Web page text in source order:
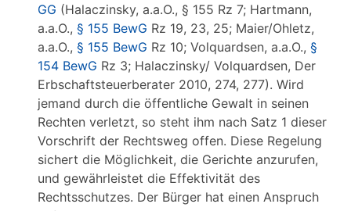
GG (Halaczinsky, a.a.O., § 155 Rz 7; Hartmann,
a.a.O., § 155 BewG Rz 19, 23, 25; Maier/Ohletz,
a.a.O., § 155 BewG Rz 10; Volquardsen, a.a.O., §
154 BewG Rz 3; Halaczinsky/ Volquardsen, Der
Erbschaftsteuerberater 2010, 274, 277). Wird
jemand durch die öffentliche Gewalt in seinen
Rechten verletzt, so steht ihm nach Satz 1 dieser
Vorschrift der Rechtsweg offen. Diese Regelung
sichert die Möglichkeit, die Gerichte anzurufen,
und gewährleistet die Effektivität des
Rechtsschutzes. Der Bürger hat einen Anspruch